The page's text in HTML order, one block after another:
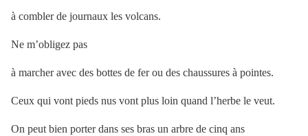
à combler de journaux les volcans.
Ne m’obligez pas
à marcher avec des bottes de fer ou des chaussures à pointes.
Ceux qui vont pieds nus vont plus loin quand l’herbe le veut.
On peut bien porter dans ses bras un arbre de cinq ans